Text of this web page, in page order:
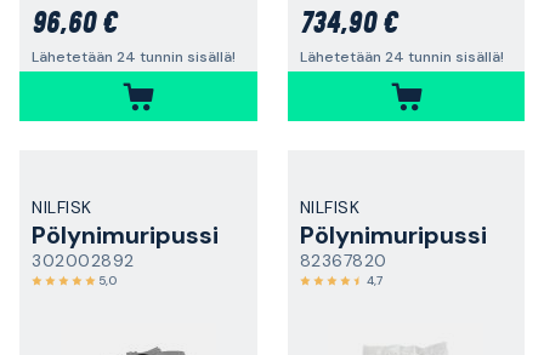
96,60 €
Lähetetään 24 tunnin sisällä!
734,90 €
Lähetetään 24 tunnin sisällä!
NILFISK
Pölynimuripussi
302002892
5,0
NILFISK
Pölynimuripussi
82367820
4,7